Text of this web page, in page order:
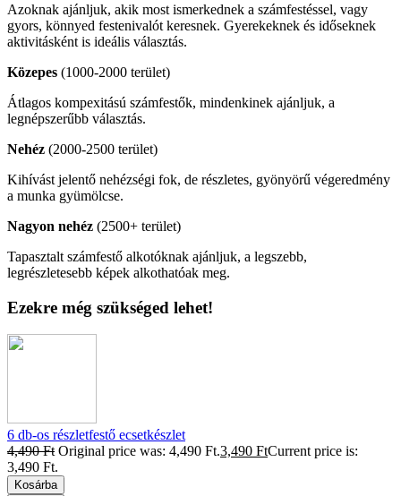
Azoknak ajánljuk, akik most ismerkednek a számfestéssel, vagy
gyors, könnyed festenivalót keresnek. Gyerekeknek és időseknek
aktivitásként is ideális választás.
Közepes (1000-2000 terület)
Átlagos kompexitású számfestők, mindenkinek ajánljuk, a
legnépszerűbb választás.
Nehéz (2000-2500 terület)
Kihívást jelentő nehézségi fok, de részletes, gyönyörű végeredmény
a munka gyümölcse.
Nagyon nehéz (2500+ terület)
Tapasztalt számfestő alkotóknak ajánljuk, a legszebb,
legrészletesebb képek alkothatóak meg.
Ezekre még szükséged lehet!
6 db-os részletfestő ecsetkészlet
4,490Ft Original price was: 4,490 Ft.3,490 FtCurrent price is:
3,490 Ft.
Kosárba